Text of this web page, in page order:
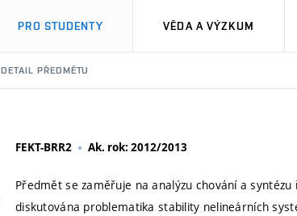
PRO STUDENTY VĚDA A VÝZKUM
DETAIL PŘEDMĚTU
FEKT-BRR2 Ak. rok: 2012/2013
Předmět se zaměřuje na analýzu chování a
diskutována problematika stability nelineárních